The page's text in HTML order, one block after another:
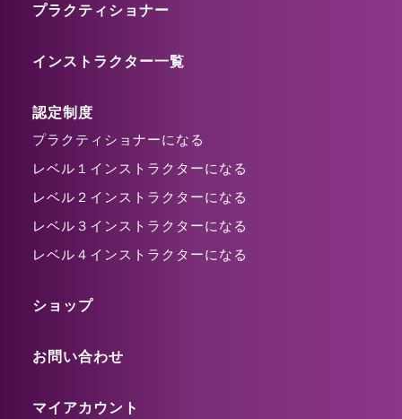
プラクティショナー
インストラクター一覧
認定制度
プラクティショナーになる
レベル１インストラクターになる
レベル２インストラクターになる
レベル３インストラクターになる
レベル４インストラクターになる
ショップ
お問い合わせ
マイアカウント